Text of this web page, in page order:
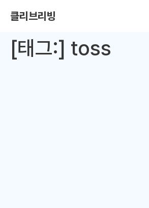
클리브리빙
[태그:] toss